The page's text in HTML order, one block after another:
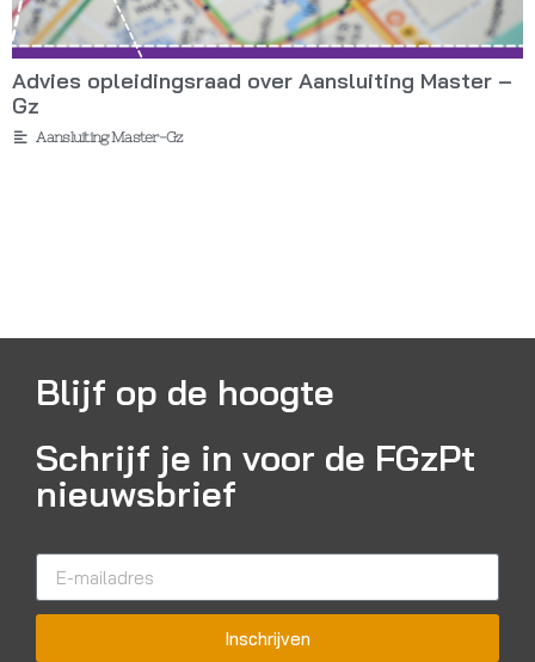
Advies opleidingsraad over Aansluiting Master –
Gz
Aansluiting Master-Gz
Blijf op de hoogte
Schrijf je in voor de FGzPt
nieuwsbrief
Inschrijven